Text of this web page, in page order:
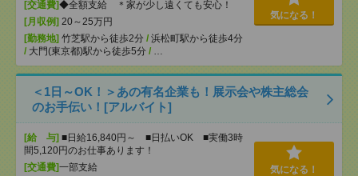
[交通費]◆全額支給 ＊家が少し遠くても安心！
[月収例] 20～25万円
[勤務地] 竹芝駅から徒歩2分 / 浜松町駅から徒歩4分
/ 大門(東京都)駅から徒歩5分 / …
気になる！
＜1日～OK！＞あの有名企業も！展示会や株主総会
のお手伝い！[アルバイト]
[給 与] ■日給16,840円～ ■日払いOK ■実働3時
間5,120円のお仕事あります！
[交通費]一部支給
気になる！